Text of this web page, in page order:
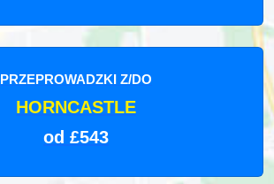
PRZEPROWADZKI Z/DO
HORNCASTLE
od £543